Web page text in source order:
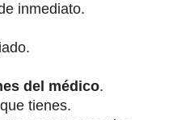
inmediato.
del médico.
tienes.